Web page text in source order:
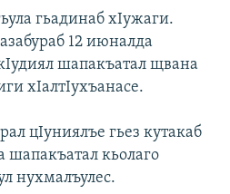
гьадинаб хIужаги.
12 июналда
шапакъатал щвана
хIалтIухъанасе.
цIуниялъе гьез кутакаб
шапакъатал кьолаго
нухмалъулес.